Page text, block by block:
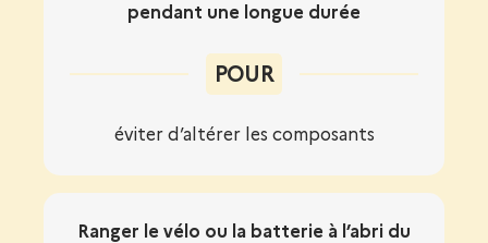
pendant une longue durée
POUR
éviter d’altérer les composants
Ranger le vélo ou la batterie à l’abri du